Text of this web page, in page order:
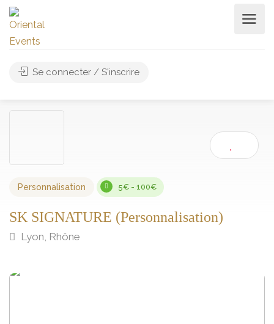
Se connecter / S'inscrire
Personnalisation 5€ - 100€
SK SIGNATURE (Personnalisation)
Lyon, Rhône